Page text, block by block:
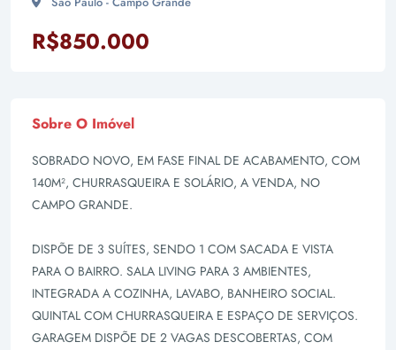
R$850.000
Sobre O Imóvel
SOBRADO NOVO, EM FASE FINAL DE ACABAMENTO, COM
140M², CHURRASQUEIRA E SOLÁRIO, A VENDA, NO
CAMPO GRANDE.
DISPÕE DE 3 SUÍTES, SENDO 1 COM SACADA E VISTA
PARA O BAIRRO. SALA LIVING PARA 3 AMBIENTES,
INTEGRADA A COZINHA, LAVABO, BANHEIRO SOCIAL.
QUINTAL COM CHURRASQUEIRA E ESPAÇO DE SERVIÇOS.
GARAGEM DISPÕE DE 2 VAGAS DESCOBERTAS, COM